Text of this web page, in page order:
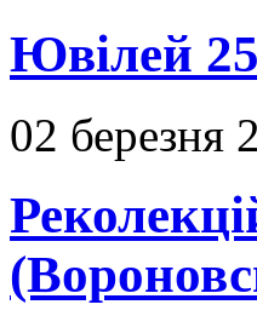
Ювілей
02 березня